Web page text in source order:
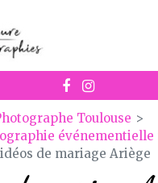
Toulouse
événementielle
de mariage Ariège
des cookies